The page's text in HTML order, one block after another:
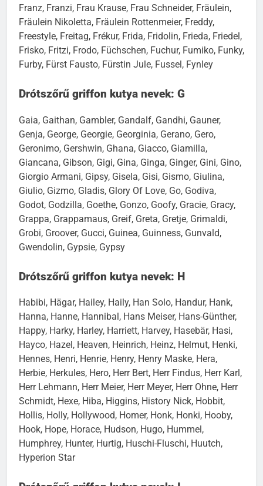
Franz, Franzi, Frau Krause, Frau Schneider, Fräulein,
Fräulein Nikoletta, Fräulein Rottenmeier, Freddy,
Freestyle, Freitag, Frékur, Frida, Fridolin, Frieda, Friedel,
Frisko, Fritzi, Frodo, Füchschen, Fuchur, Fumiko, Funky,
Furby, Fürst Fausto, Fürstin Jule, Fussel, Fynley
Drótszőrű griffon kutya nevek: G
Gaia, Gaithan, Gambler, Gandalf, Gandhi, Gauner,
Genja, George, Georgie, Georginia, Gerano, Gero,
Geronimo, Gershwin, Ghana, Giacco, Giamilla,
Giancana, Gibson, Gigi, Gina, Ginga, Ginger, Gini, Gino,
Giorgio Armani, Gipsy, Gisela, Gisi, Gismo, Giulina,
Giulio, Gizmo, Gladis, Glory Of Love, Go, Godiva,
Godot, Godzilla, Goethe, Gonzo, Goofy, Gracie, Gracy,
Grappa, Grappamaus, Greif, Greta, Gretje, Grimaldi,
Grobi, Groover, Gucci, Guinea, Guinness, Gunvald,
Gwendolin, Gypsie, Gypsy
Drótszőrű griffon kutya nevek: H
Habibi, Hägar, Hailey, Haily, Han Solo, Handur, Hank,
Hanna, Hanne, Hannibal, Hans Meiser, Hans-Günther,
Happy, Harky, Harley, Harriett, Harvey, Hasebär, Hasi,
Hayco, Hazel, Heaven, Heinrich, Heinz, Helmut, Henki,
Hennes, Henri, Henrie, Henry, Henry Maske, Hera,
Herbie, Herkules, Hero, Herr Bert, Herr Findus, Herr Karl,
Herr Lehmann, Herr Meier, Herr Meyer, Herr Ohne, Herr
Schmidt, Hexe, Hiba, Higgins, History Nick, Hobbit,
Hollis, Holly, Hollywood, Homer, Honk, Honki, Hooby,
Hook, Hope, Horace, Hudson, Hugo, Hummel,
Humphrey, Hunter, Hurtig, Huschi-Fluschi, Huutch,
Hyperion Star